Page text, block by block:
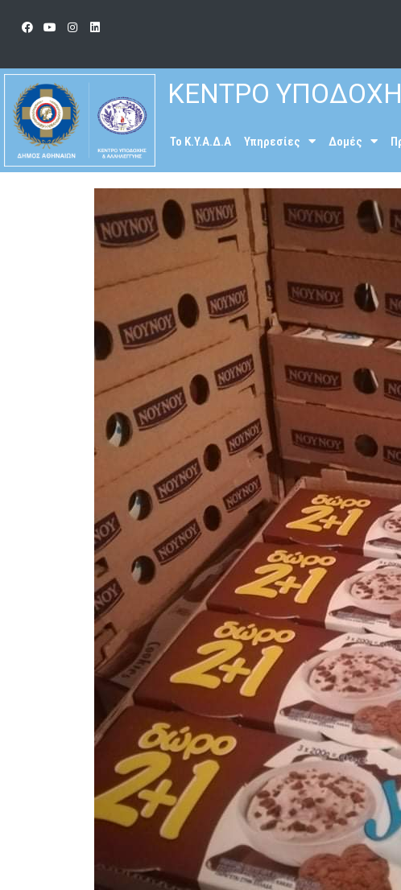
ΚΕΝΤΡΟ
To K.Y.A.Δ.Α Υπηρεσίες Δομές